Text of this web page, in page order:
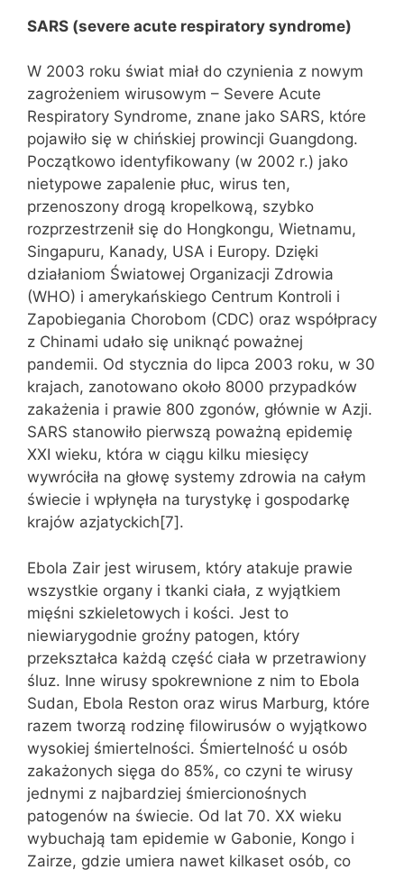
SARS (severe acute respiratory syndrome)
W 2003 roku świat miał do czynienia z nowym
zagrożeniem wirusowym – Severe Acute
Respiratory Syndrome, znane jako SARS, które
pojawiło się w chińskiej prowincji Guangdong.
Początkowo identyfikowany (w 2002 r.) jako
nietypowe zapalenie płuc, wirus ten,
przenoszony drogą kropelkową, szybko
rozprzestrzenił się do Hongkongu, Wietnamu,
Singapuru, Kanady, USA i Europy. Dzięki
działaniom Światowej Organizacji Zdrowia
(WHO) i amerykańskiego Centrum Kontroli i
Zapobiegania Chorobom (CDC) oraz współpracy
z Chinami udało się uniknąć poważnej
pandemii. Od stycznia do lipca 2003 roku, w 30
krajach, zanotowano około 8000 przypadków
zakażenia i prawie 800 zgonów, głównie w Azji.
SARS stanowiło pierwszą poważną epidemię
XXI wieku, która w ciągu kilku miesięcy
wywróciła na głowę systemy zdrowia na całym
świecie i wpłynęła na turystykę i gospodarkę
krajów azjatyckich[7].
Ebola Zair jest wirusem, który atakuje prawie
wszystkie organy i tkanki ciała, z wyjątkiem
mięśni szkieletowych i kości. Jest to
niewiarygodnie groźny patogen, który
przekształca każdą część ciała w przetrawiony
śluz. Inne wirusy spokrewnione z nim to Ebola
Sudan, Ebola Reston oraz wirus Marburg, które
razem tworzą rodzinę filowirusów o wyjątkowo
wysokiej śmiertelności. Śmiertelność u osób
zakażonych sięga do 85%, co czyni te wirusy
jednymi z najbardziej śmiercionośnych
patogenów na świecie. Od lat 70. XX wieku
wybuchają tam epidemie w Gabonie, Kongo i
Zairze, gdzie umiera nawet kilkaset osób, co